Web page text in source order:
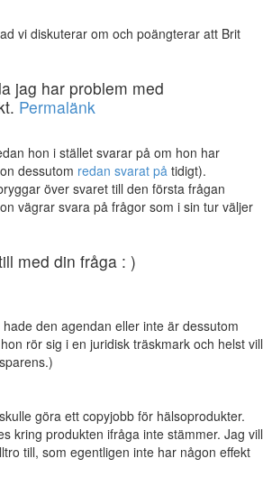
vi diskuterar om och poängterar att Brit
jag har problem med
Permalänk
hon i stället svarar på om hon har
dessutom redan svarat på tidigt).
över svaret till den första frågan
vägrar svara på frågor som i sin tur väljer
med din fråga : )
den agendan eller inte är dessutom
rör sig i en juridisk träskmark och helst vill
göra ett copyjobb för hälsoprodukter.
kring produkten ifråga inte stämmer. Jag vill
till, som egentligen inte har någon effekt